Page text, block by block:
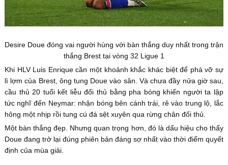
Desire Doue đóng vai người hùng với bàn thắng duy nhất trong trận
thắng Brest tại vòng 32 Ligue 1
Khi HLV Luis Enrique cần một khoảnh khắc khác biệt để phá vỡ sự
lì lợm của Brest, ông tung Doue vào sân. Và chưa đầy nửa giờ sau,
cầu thủ 20 tuổi kết liễu đối thủ bằng pha bóng khiến người ta lập
tức nghĩ đến Neymar: nhận bóng bên cánh trái, rê vào trung lộ, lắc
hông một nhịp rồi tung cú đá sệt xuyên qua rừng chân đối thủ.
Một bàn thắng đẹp. Nhưng quan trọng hơn, đó là dấu hiệu cho thấy
Doue đang trở lại đúng phiên bản đáng sợ nhất vào thời điểm quyết
định của mùa giải.